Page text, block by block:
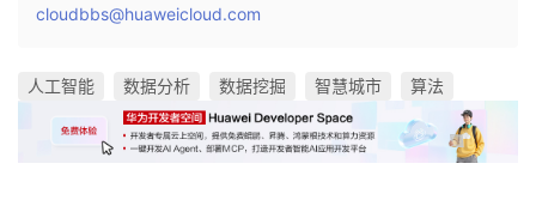
cloudbbs@huaweicloud.com
人工智能 数据分析 数据挖掘 智慧城市 算法